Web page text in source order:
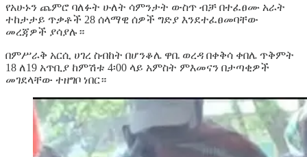
የአሁኑን ጨምሮ ባለፉት ሁለት ሳምንታት ውስጥ ብቻ በተፈፀሙ አራት
ተከታታይ ጥቃቶች 28 ሰላማዊ ሰዎች ግድያ እንደተፈፀመባቸው
መረጃዎች ያሳያሉ።
በምሥራቅ አርሲ ሀገረ ስብከት በሆንቆሌ ዋቤ ወረዳ በቀቅሳ ቀበሌ ጥቅምት
18 ለ19 አጥቢያ ከምሽቱ 4፡00 ላይ አምስት ምእመናን በታጣቂዎች
መገደላቸው ተዘግቦ ነበር።